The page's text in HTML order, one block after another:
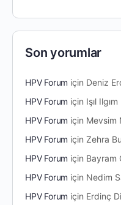
Son yorumlar
HPV Forum için Deniz
HPV Forum için Işıl Ilgım
HPV Forum için Mevsim
HPV Forum içinZehra
HPV Forum için Bayram
HPV Forum için Nedim
HPV Forum için Erdinç